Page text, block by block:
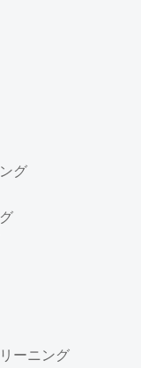
ング
ーニング